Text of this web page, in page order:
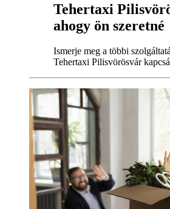
Tehertaxi
ahogy ön szeretné
Ismerje meg a többi
Tehertaxi Pilisvörösvár